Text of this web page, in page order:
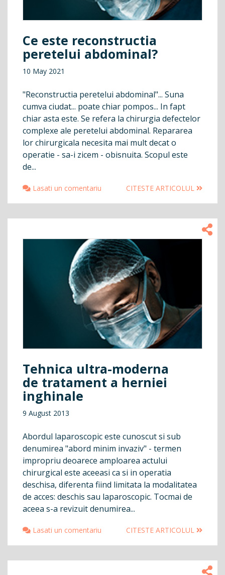
Ce este reconstructia
peretelui abdominal?
10 May 2021
"Reconstructia peretelui abdominal"... Suna
cumva ciudat... poate chiar pompos... In fapt
chiar asta este. Se refera la chirurgia defectelor
complexe ale peretelui abdominal. Repararea
lor chirurgicala necesita mai mult decat o
operatie - sa-i zicem - obisnuita. Scopul este
de...
Lasati un comentariu CITESTE ARTICOLUL
Tehnica ultra-moderna
de tratament a herniei
inghinale
9 August 2013
Abordul laparoscopic este cunoscut si sub
denumirea "abord minim invaziv" - termen
impropriu deoarece amploarea actului
chirurgical este aceeasi ca si in operatia
deschisa, diferenta fiind limitata la modalitatea
de acces: deschis sau laparoscopic. Tocmai de
aceea s-a revizuit denumirea...
Lasati un comentariu CITESTE ARTICOLUL